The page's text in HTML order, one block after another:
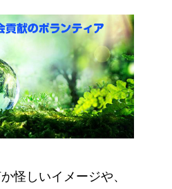
怪しいイメージや、